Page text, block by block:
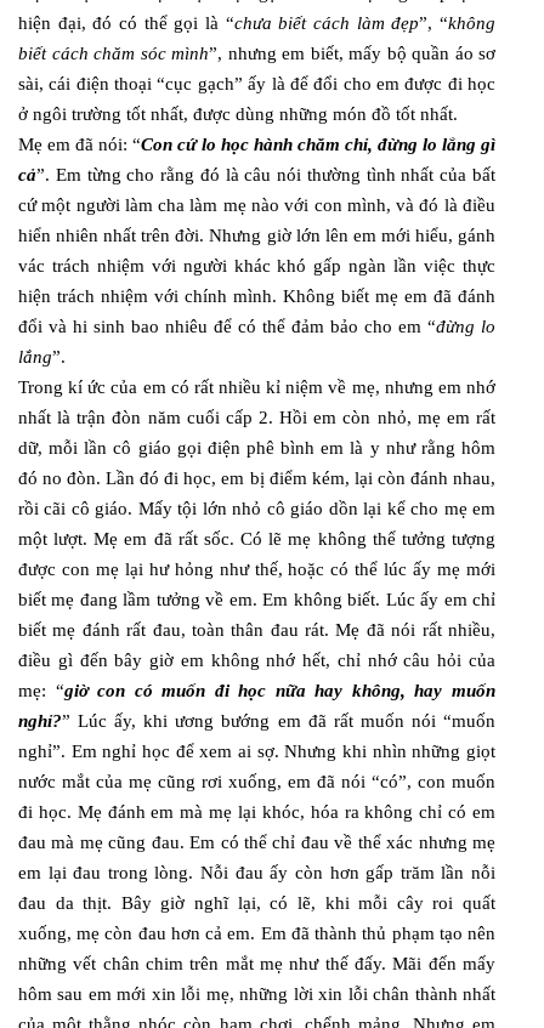
hiện đại, đó có thể gọi là “chưa biết cách làm đẹp”, “không
biết cách chăm sóc mình”, nhưng em biết, mấy bộ quần áo sơ
sài, cái điện thoại “cục gạch” ấy là để đổi cho em được đi học
ở ngôi trường tốt nhất, được dùng những món đồ tốt nhất.
Mẹ em đã nói: “Con cứ lo học hành chăm chỉ, đừng lo lắng gì
cả”. Em từng cho rằng đó là câu nói thường tình nhất của bất
cứ một người làm cha làm mẹ nào với con mình, và đó là điều
hiển nhiên nhất trên đời. Nhưng giờ lớn lên em mới hiểu, gánh
vác trách nhiệm với người khác khó gấp ngàn lần việc thực
hiện trách nhiệm với chính mình. Không biết mẹ em đã đánh
đổi và hi sinh bao nhiêu để có thể đảm bảo cho em “đừng lo
lắng”.
Trong kí ức của em có rất nhiều kỉ niệm về mẹ, nhưng em nhớ
nhất là trận đòn năm cuối cấp 2. Hồi em còn nhỏ, mẹ em rất
dữ, mỗi lần cô giáo gọi điện phê bình em là y như rằng hôm
đó no đòn. Lần đó đi học, em bị điểm kém, lại còn đánh nhau,
rồi cãi cô giáo. Mấy tội lớn nhỏ cô giáo dồn lại kể cho mẹ em
một lượt. Mẹ em đã rất sốc. Có lẽ mẹ không thể tưởng tượng
được con mẹ lại hư hỏng như thế, hoặc có thể lúc ấy mẹ mới
biết mẹ đang lầm tưởng về em. Em không biết. Lúc ấy em chỉ
biết mẹ đánh rất đau, toàn thân đau rát. Mẹ đã nói rất nhiều,
điều gì đến bây giờ em không nhớ hết, chỉ nhớ câu hỏi của
mẹ: “giờ con có muốn đi học nữa hay không, hay muốn
nghỉ?” Lúc ấy, khi ương bướng em đã rất muốn nói “muốn
nghỉ”. Em nghỉ học để xem ai sợ. Nhưng khi nhìn những giọt
nước mắt của mẹ cũng rơi xuống, em đã nói “có”, con muốn
đi học. Mẹ đánh em mà mẹ lại khóc, hóa ra không chỉ có em
đau mà mẹ cũng đau. Em có thể chỉ đau về thể xác nhưng mẹ
em lại đau trong lòng. Nỗi đau ấy còn hơn gấp trăm lần nỗi
đau da thịt. Bây giờ nghĩ lại, có lẽ, khi mỗi cây roi quất
xuống, mẹ còn đau hơn cả em. Em đã thành thủ phạm tạo nên
những vết chân chim trên mắt mẹ như thế đấy. Mãi đến mấy
hôm sau em mới xin lỗi mẹ, những lời xin lỗi chân thành nhất